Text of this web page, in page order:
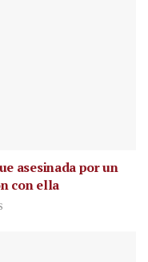
asesinada por un
con ella